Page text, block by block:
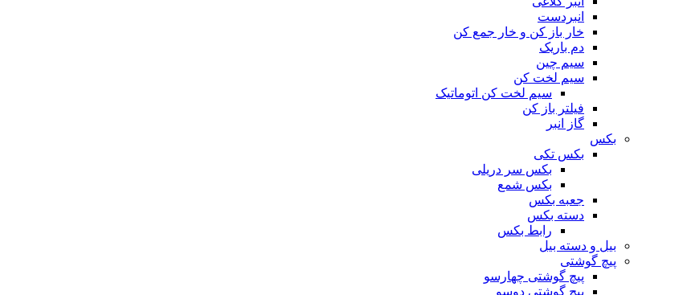
انبردست
خار باز کن و خار جمع کن
دم باریک
سیم چین
سیم لخت کن
سیم لخت کن اتوماتیک
فیلتر باز کن
گاز انبر
بکس
بکس تکی
بکس سر دریلی
بکس شمع
جعبه بکس
دسته بکس
رابط بکس
بیل و دسته بیل
پیچ گوشتی
پیچ گوشتی چهارسو
پیچ گوشتی دوسو